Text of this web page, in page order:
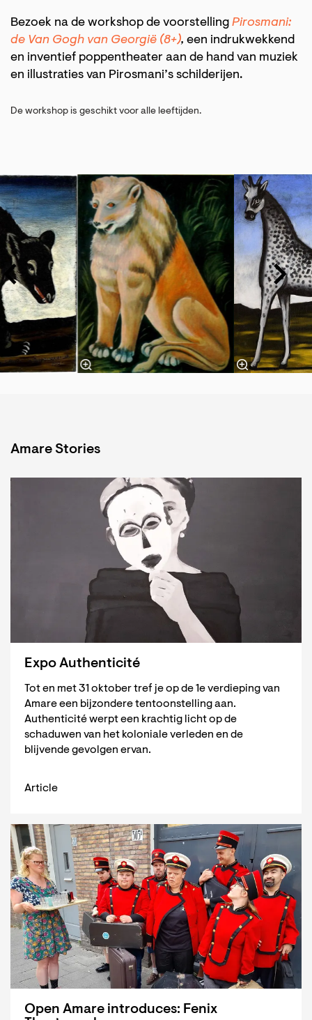
Bezoek na de workshop de voorstelling Pirosmani:
de Van Gogh van Georgië (8+), een indrukwekkend
en inventief poppentheater aan de hand van muziek
en illustraties van Pirosmani’s schilderijen.
De workshop is geschikt voor alle leeftijden.
Skip
Amare Stories
Expo Authenticité
Tot en met 31 oktober tref je op de 1e verdieping van
Amare een bijzondere tentoonstelling aan.
Authenticité werpt een krachtig licht op de
schaduwen van het koloniale verleden en de
blijvende gevolgen ervan.
Article
Open Amare introduces: Fenix